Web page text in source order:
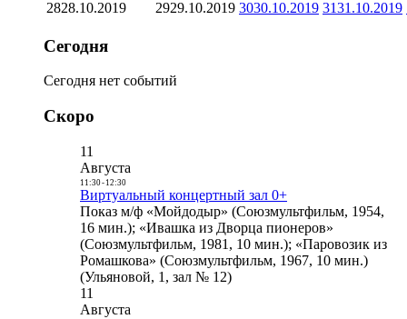
2828.10.2019 2929.10.2019 3030.10.2019 3131.10.2019
Сегодня
Сегодня нет событий
Скоро
11
Августа
11:30- 12:30
Виртуальный концертный зал 0+
Показ м/ф «Мойдодыр» (Союзмультфильм, 1954,
16 мин.); «Ивашка из Дворца пионеров»
(Союзмультфильм, 1981, 10 мин.); «Паровозик из
Ромашкова» (Союзмультфильм, 1967, 10 мин.)
(Ульяновой, 1, зал № 12)
11
Августа